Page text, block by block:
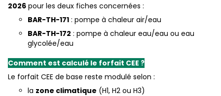
2026 pour les deux fiches concernées :
BAR-TH-171 : pompe à chaleur air/eau
BAR-TH-172 : pompe à chaleur eau/eau ou eau
glycolée/eau
Comment est calculé le forfait CEE ?
Le forfait CEE de base reste modulé selon :
la zone climatique (H1, H2 ou H3)